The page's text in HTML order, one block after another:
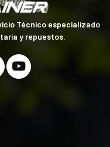
Técnico especializado
y repuestos.